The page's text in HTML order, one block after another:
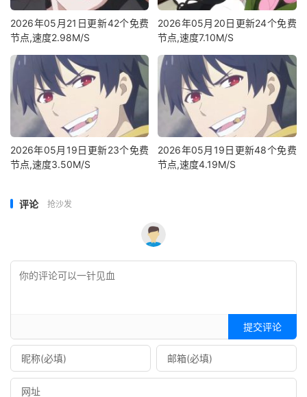
2026年05月21日更新42个免费
节点,速度2.98M/S
2026年05月20日更新24个免费
节点,速度7.10M/S
2026年05月19日更新23个免费
节点,速度3.50M/S
2026年05月19日更新48个免费
节点,速度4.19M/S
评论 抢沙发
提交评论